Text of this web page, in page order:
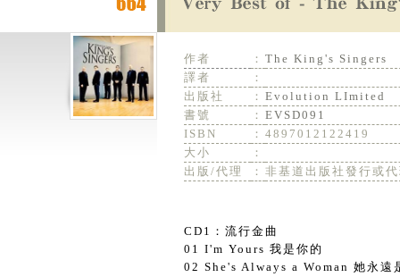
作者 ： The King's Singers
譯者
：
出版社
： Evolution LImited
書號
： EVSD091
ISBN
： 4897012122419
大小
：
出版/代理
： 非基道出版社發行或
CD1：流行金曲
01 I'm Yours 我是你的
02 She's Always a Woman 她永遠